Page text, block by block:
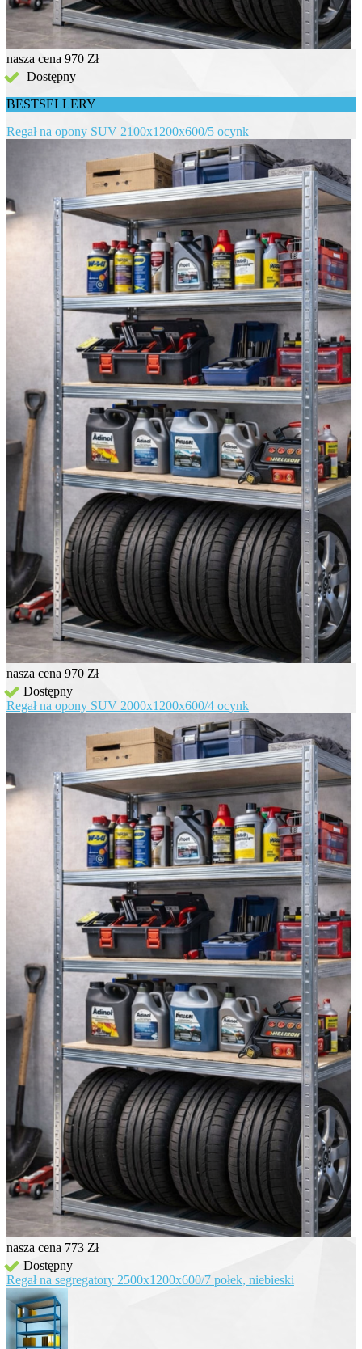
nasza cena 970 Zł
Dostępny
BESTSELLERY
Regał na opony SUV 2100x1200x600/5 ocynk
nasza cena 970 Zł
Dostępny
Regał na opony SUV 2000x1200x600/4 ocynk
nasza cena 773 Zł
Dostępny
Regał na segregatory 2500x1200x600/7 połek, niebieski